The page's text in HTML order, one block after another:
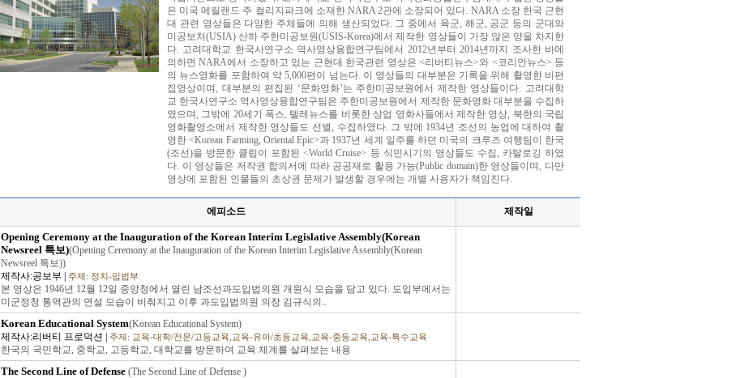
은 미국 메릴랜드 주 컬리지파크에 소재한 NARA 2관에 소장되어 있다. NARA 소장 한국 근현
대 관련 영상들은 다양한 주체들에 의해 생산되었다. 그 중에서 육군, 해군, 공군 등의 군대와
미공보처(USIA) 산하 주한미공보원(USIS-Korea)에서 제작한 영상들이 가장 많은 양을 차지한
다. 고려대학교 한국사연구소 역사영상융합연구팀에서 2012년부터 2014년까지 조사한 바에
의하면 NARA에서 소장하고 있는 근현대 한국관련 영상은 <리버티뉴스>와 <코리안뉴스> 등
의 뉴스영화를 포함하여 약 5,000편이 넘는다. 이 영상들의 대부분은 기록을 위해 촬영한 비편
집영상이며, 대부분의 편집된 ‘문화영화’는 주한미공보원에서 제작한 영상들이다. 고려대학
교 한국사연구소 역사영상융합연구팀은 주한미공보원에서 제작한 문화영화 대부분을 수집하
였으며, 그밖에 20세기 폭스, 텔레뉴스를 비롯한 상업 영화사들에서 제작한 영상, 북한의 국립
영화촬영소에서 제작한 영상들도 선별, 수집하였다. 그 밖에 1934년 조선의 농업에 대하여 촬
영한 <Korean Farming, Oriental Epic>과 1937년 세계 일주를 하던 미국의 크루즈 여행팀이 한국
(조선)을 방문한 클립이 포함된 <World Cruise> 등 식민시기의 영상들도 수집, 카탈로깅 하였
다. 이 영상들은 저작권 합의서에 따라 공공재로 활용 가능(Public domain)한 영상들이며, 다만
영상에 포함된 인물들의 초상권 문제가 발생할 경우에는 개별 사용자가 책임진다.
에피소드 제작일
Opening Ceremony at the Inauguration of the Korean Interim Legislative Assembly(Korean
Newsreel 특보)(Opening Ceremony at the Inauguration of the Korean Interim Legislative Assembly(Korean
Newsreel 특보))
제작사:공보부 | 주제: 정치-입법부
본 영상은 1946년 12월 12일 중앙청에서 열린 남조선과도입법의원 개원식 모습을 담고 있다. 도입부에서는
미군정청 통역관의 연설 모습이 비춰지고 이후 과도입법의원 의장 김규식의..
Korean Educational System(Korean Educational System)
제작사:리버티 프로덕션 | 주제: 교육-대학/전문/고등교육,교육-유아/초등교육,교육-중등교육,교육-특수교육
한국의 국민학교, 중학교, 고등학교, 대학교를 방문하여 교육 체계를 살펴보는 내용
The Second Line of Defense (The Second Line of Defense )